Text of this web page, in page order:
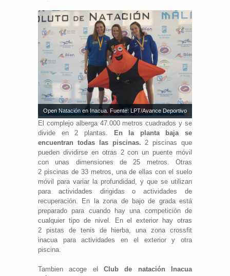
Open Natación en Inacua. Fuente: LPT/Avance Deportivo
El complejo alberga 47.000 metros cuadrados y se
divide en 2 plantas.
En la planta baja se
encuentran todas las piscinas. 2 piscinas que
pueden dividirse en otras 2 con un puente móvil
con unas dimensiones de 25 metros. Otras
2 piscinas de 33 metros, una de ellas con el suelo
móvil para variar la profundidad, y que se utilizan
para actividades dirigidas o actividades de
recuperación. En la zona de bajo de grada está
preparado para cuando hay una competición de
cualquier tipo de nivel. En el exterior hay otras
2 pistas de tenis de hierba, una zona crossfit
inacua para actividades en el exterior y otra
piscina.
Tambien acoge el Club de natación Inacua